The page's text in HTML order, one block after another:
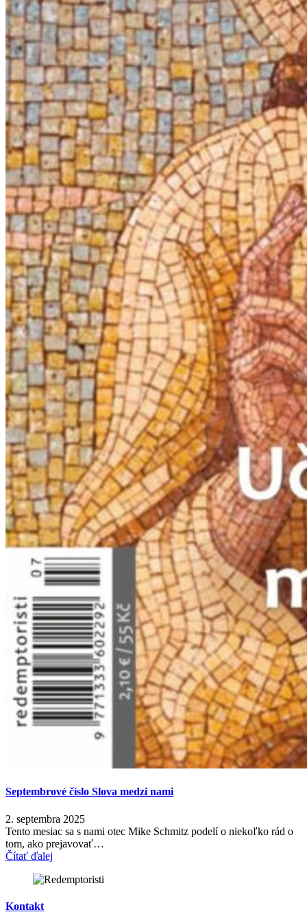
Septembrové číslo Slova medzi nami
2. septembra 2025
Tento mesiac sa s nami otec Mike Schmitz podelí o niekoľko rád o
tom, ako prejavovať…
Čítať ďalej
Kontakt